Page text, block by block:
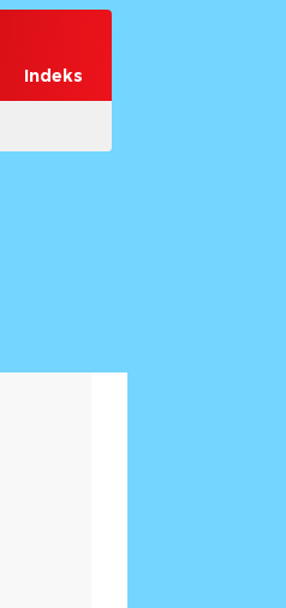
Indeks